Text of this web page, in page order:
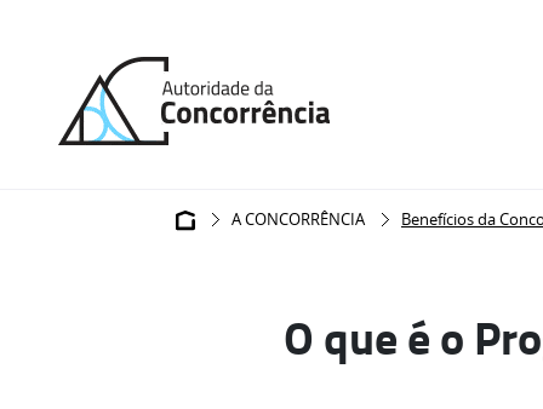
home
Navegação
A CONCORRÊNCIA Benefícios da
O que é o